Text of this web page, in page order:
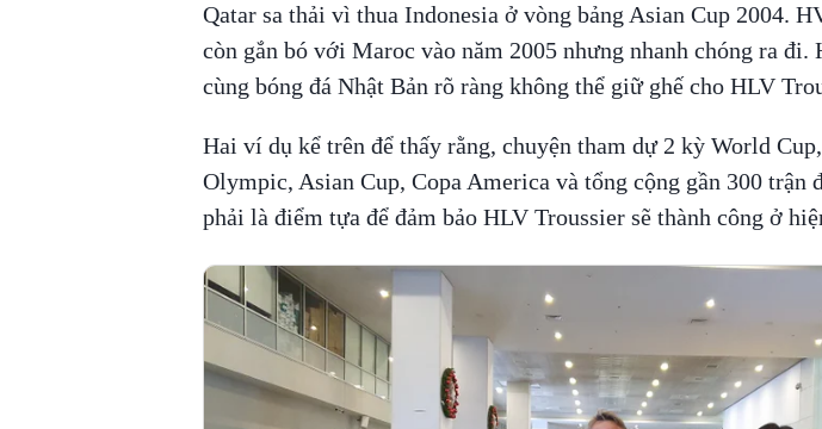
Qatar sa thải vì thua Indonesia ở vòng bảng Asian Cup 2004.
còn gắn bó với Maroc vào năm 2005 nhưng nhanh chóng ra đi.
cùng bóng đá Nhật Bản rõ ràng không thể giữ ghế cho HLV
Hai ví dụ kể trên để thấy rằng, chuyện tham dự 2 kỳ World
Olympic, Asian Cup, Copa America và tổng cộng gần 300 trận
phải là điểm tựa để đảm bảo HLV Troussier sẽ thành công ở